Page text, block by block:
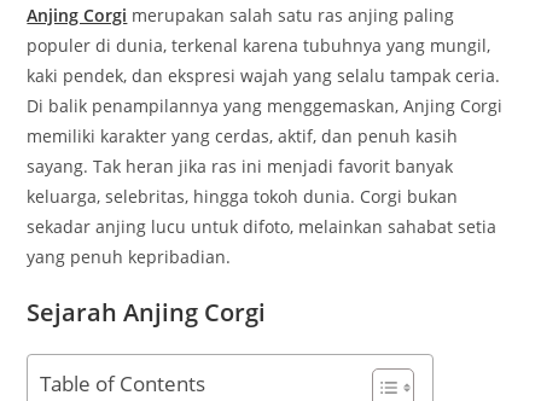
Anjing Corgi merupakan salah satu ras anjing paling
populer di dunia, terkenal karena tubuhnya yang mungil,
kaki pendek, dan ekspresi wajah yang selalu tampak ceria.
Di balik penampilannya yang menggemaskan, Anjing Corgi
memiliki karakter yang cerdas, aktif, dan penuh kasih
sayang. Tak heran jika ras ini menjadi favorit banyak
keluarga, selebritas, hingga tokoh dunia. Corgi bukan
sekadar anjing lucu untuk difoto, melainkan sahabat setia
yang penuh kepribadian.
Sejarah Anjing Corgi
Table of Contents